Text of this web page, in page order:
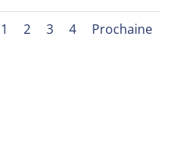
1 2 3 4 Prochaine